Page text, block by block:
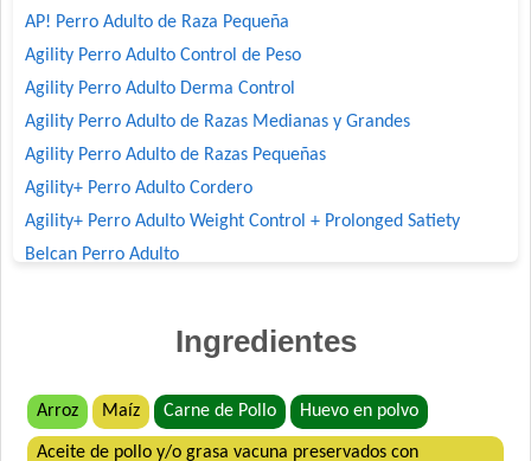
AP! Perro Adulto de Raza Pequeña
Agility Perro Adulto Control de Peso
Agility Perro Adulto Derma Control
Agility Perro Adulto de Razas Medianas y Grandes
Agility Perro Adulto de Razas Pequeñas
Agility+ Perro Adulto Cordero
Agility+ Perro Adulto Weight Control + Prolonged Satiety
Belcan Perro Adulto
Biocare Perro Adulto Cordero
Biomax Perro Adulto
Biomax Perro Adulto de Raza Pequeña
Ingredientes
Arroz Maíz Carne de Pollo Huevo en polvo
Aceite de pollo y/o grasa vacuna preservados con